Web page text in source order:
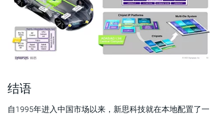
结语
自1995年进入中国市场以来，新思科技就在本地配置了一